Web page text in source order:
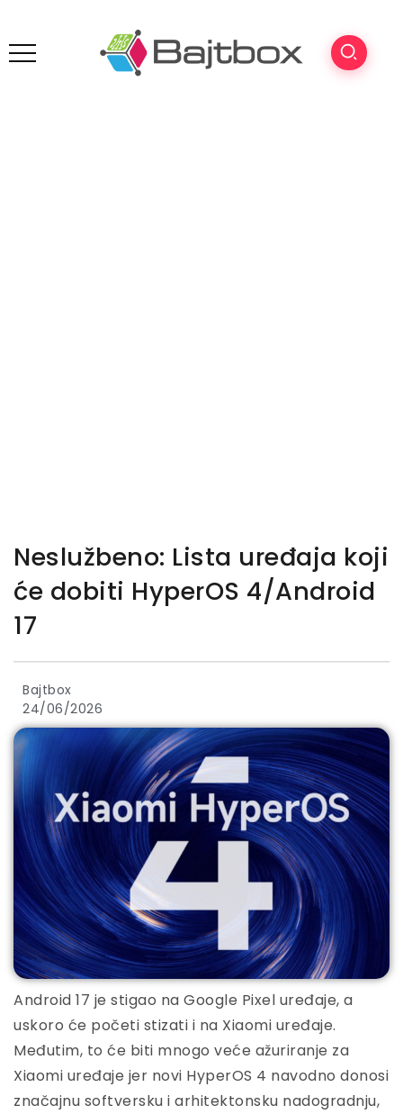
Neslužbeno: Lista uređaja koji
će dobiti HyperOS 4/Android
17
Bajtbox
24/06/2026
Android 17 je stigao na Google Pixel uređaje, a
uskoro će početi stizati i na Xiaomi uređaje.
Međutim, to će biti mnogo veće ažuriranje za
Xiaomi uređaje jer novi HyperOS 4 navodno donosi
značajnu softversku i arhitektonsku nadogradnju,